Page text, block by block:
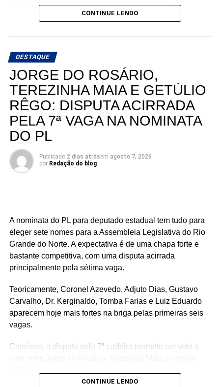
Teoricamente, Kleber Rodrigues e Cinthia, esposa de
Allyson Bezerra, pré-candidato ao Governo do Estado,
votação dentro da nominata.
Com cinco cadeiras consideradas viáveis e uma sexta
dependendo de um desempenho acima do esperado, a
briga interna do União Progressista promete ser uma das
mais interessantes da eleição para a Assembleia
Legislativa em 2026.
CONTINUE LENDO
DESTAQUE
JORGE DO ROSÁRIO,
TEREZINHA MAIA E GETÚLIO
RÊGO: DISPUTA ACIRRADA
PELA 7ª VAGA NA NOMINATA
DO PL
Publicado 2 dias atrásem agosto 7, 2026
por Redação do blog
A nominata do PL para deputado estadual tem tudo para
eleger sete nomes para a Assembleia Legislativa do Rio
Grande do Norte. A expectativa é de uma chapa forte e
bastante competitiva, com uma disputa acirrada
principalmente pela sétima vaga.
Teoricamente, Coronel Azevedo, Adjuto Dias, Gustavo
Carvalho, Dr. Kerginaldo, Tomba Farias e Luiz Eduardo
aparecem hoje mais fortes na briga pelas primeiras seis
vagas.
Com isso, a disputa pela 7ª cadeira promete ser voto a
CONTINUE LENDO